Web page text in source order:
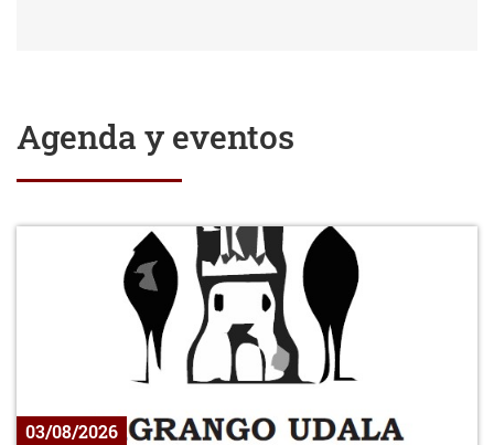
Agenda y eventos
03/08/2026